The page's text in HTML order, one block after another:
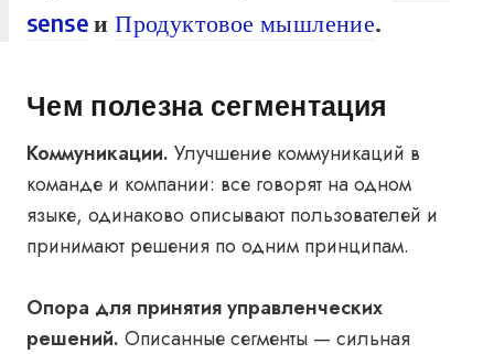
senseиПродуктовое мышление.
Чем полезна сегментация
Коммуникации. Улучшение коммуникаций в
команде и компании: все говорят на одном
языке, одинаково описывают пользователей и
принимают решения по одним принципам.
Опора для принятия управленческих
решений. Описанные сегменты — сильная